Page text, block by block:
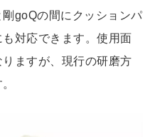
goQの間にクッションパ
対応できます。使用面
ますが、現行の研磨方